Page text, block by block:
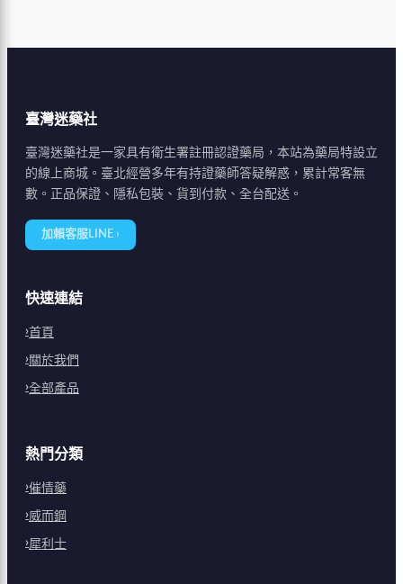
臺灣迷藥社
臺灣迷藥社是一家具有衛生署註冊認證藥局，本站為藥局特設立
的線上商城。臺北經營多年有持證藥師答疑解惑，累計常客無
數。正品保證、隱私包裝、貨到付款、全台配送。
加賴客服LINE ›
快速連結
首頁
關於我們
全部產品
熱門分類
催情藥
威而鋼
犀利士